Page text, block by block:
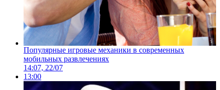
Популярные игровые механики в современных
мобильных развлечениях
14:07, 22/07
13:00